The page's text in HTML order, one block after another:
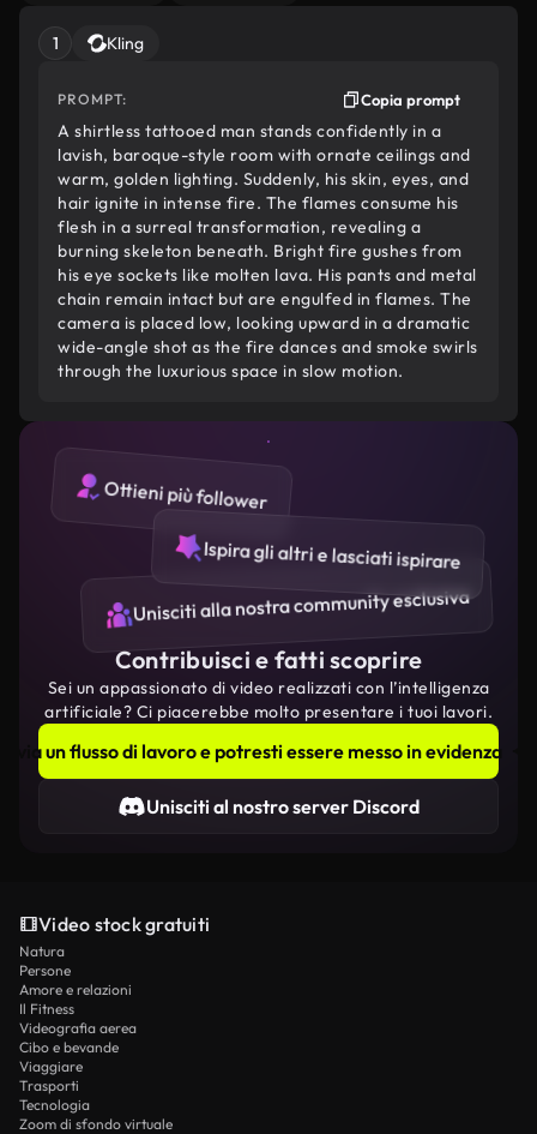
1 Kling
PROMPT: Copia prompt
A shirtless tattooed man stands confidently in a
lavish, baroque-style room with ornate ceilings and
warm, golden lighting. Suddenly, his skin, eyes, and
hair ignite in intense fire. The flames consume his
flesh in a surreal transformation, revealing a
burning skeleton beneath. Bright fire gushes from
his eye sockets like molten lava. His pants and metal
chain remain intact but are engulfed in flames. The
camera is placed low, looking upward in a dramatic
wide-angle shot as the fire dances and smoke swirls
through the luxurious space in slow motion.
Ottieni più follower
Ispira gli altri e lasciati ispirare
Unisciti alla nostra community esclusiva
Contribuisci e fatti scoprire
Sei un appassionato di video realizzati con l’intelligenza
artificiale? Ci piacerebbe molto presentare i tuoi lavori.
Invia un flusso di lavoro e potresti essere messo in evidenza
Unisciti al nostro server Discord
Video stock gratuiti
Natura
Persone
Amore e relazioni
Il Fitness
Videografia aerea
Cibo e bevande
Viaggiare
Trasporti
Tecnologia
Zoom di sfondo virtuale